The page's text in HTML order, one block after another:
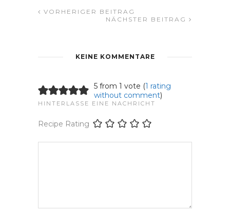
VORHERIGER BEITRAG
NÄCHSTER BEITRAG
KEINE KOMMENTARE
5 from 1 vote (1 rating
without comment)
HINTERLASSE EINE NACHRICHT
Recipe Rating